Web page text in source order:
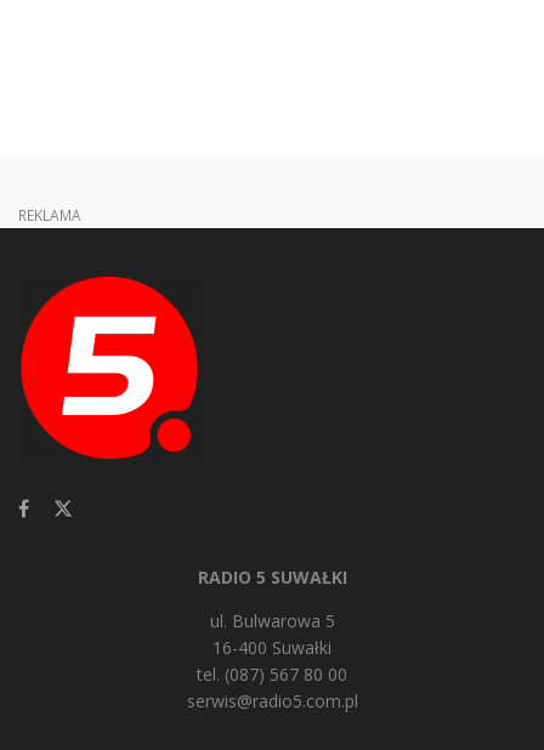
REKLAMA
RADIO 5 SUWAŁKI
ul. Bulwarowa 5
16-400 Suwałki
tel. (087) 567 80 00
serwis@radio5.com.pl